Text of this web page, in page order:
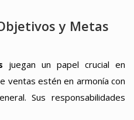
y Metas
juegan un papel crucial en
ventas estén en armonía con
Sus responsabilidades